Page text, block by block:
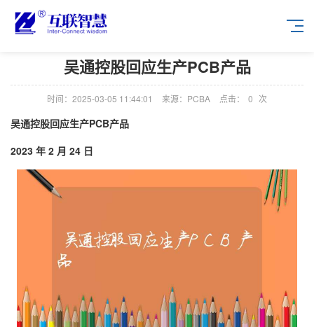
吴通控股回应生产PCB产品
时间：2025-03-05 11:44:01 来源：PCBA 点击： 0 次
吴通控股回应生产PCB产品
2023 年 2 月 24 日